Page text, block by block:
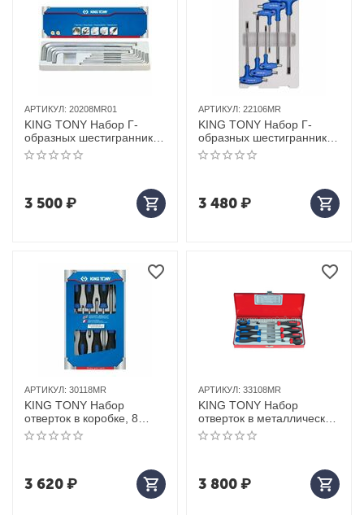
АРТИКУЛ: 20208MR01
KING TONY Набор Г-
образных шестигранников
3-14 мм, 8 предметов
3 500₽
АРТИКУЛ: 22106MR
KING TONY Набор Г-
образных шестигранников
3-8 мм, 6 предметов
3 480₽
АРТИКУЛ: 30118MR
KING TONY Набор
отверток в коробке, 8
предметов
3 620₽
АРТИКУЛ: 33108MR
KING TONY Набор
отверток в металлическом
кейсе, 8 предметов
3 800₽